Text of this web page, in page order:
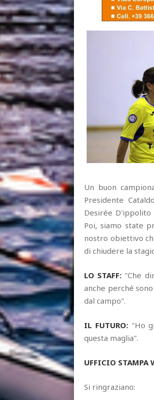
Un buon
Presidente
Desirée D'ippolito
Poi, siamo state
nostro obiettivo
di chiudere la
LO STAFF: "Che
anche perché
dal campo".
IL FUTURO:"Ho
questa maglia".
UFFICIO STAMPA
Si ringraziano: